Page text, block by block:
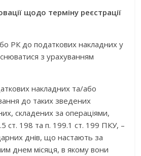
щодо терміну реєстрації
РК до податкових накладних у
з урахуванням
накладних та/або
до таких зведених
складених за операціями,
ст. 198 та п. 199.1 ст. 199 ПКУ, –
днів, що настають за
днем місяця, в якому вони